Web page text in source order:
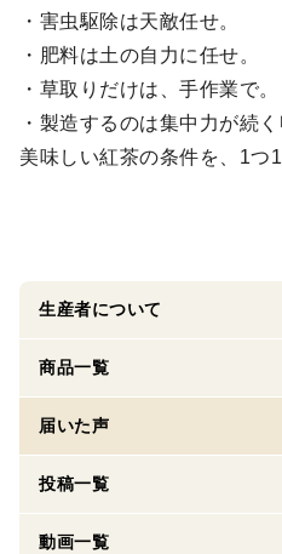
・害虫駆除は天敵任せ。
・肥料は土の自力に任せ。
・草取りだけは、手作業で。
・製造するのは集中力が続く
美味しい紅茶の条件を、1つ
生産者について
商品一覧
届いた声
投稿一覧
動画一覧